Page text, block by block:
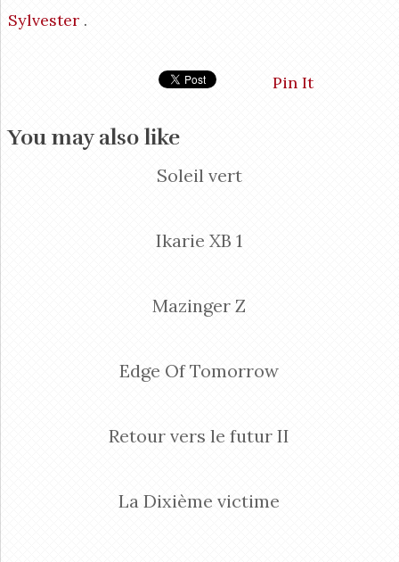
Sylvester.
Pin It
You may also like
Soleil vert
Ikarie XB 1
Mazinger Z
Edge Of Tomorrow
Retour vers le futur II
La Dixième victime